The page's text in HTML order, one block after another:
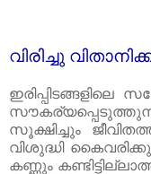
വിരിച്ചു
സൂക്ഷിച്ചും
വിശുദ്ധി
കണ്ണും